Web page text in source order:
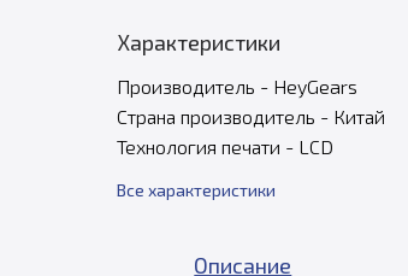
Характеристики
Производитель - HeyGears
Страна производитель - Китай
Технология печати - LCD
Все характеристики
Описание